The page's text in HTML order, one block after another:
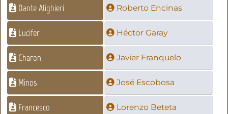
Dante Alighieri Roberto Encinas
Lucifer Héctor Garay
Charon Javier Franquelo
Minos José Escobosa
Francesco Lorenzo Beteta